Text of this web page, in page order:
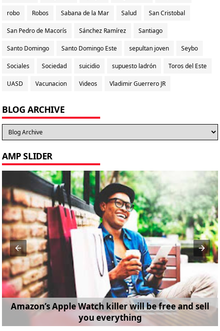
robo Robos Sabana de la Mar Salud San Cristobal
San Pedro de Macorís Sánchez Ramírez Santiago
Santo Domingo Santo Domingo Este sepultan joven Seybo
Sociales Sociedad suicidio supuesto ladrón Toros del Este
UASD Vacunacion Videos Vladimir Guerrero JR
BLOG ARCHIVE
AMP SLIDER
Amazon’s Apple Watch killer will be free and sell
you everything